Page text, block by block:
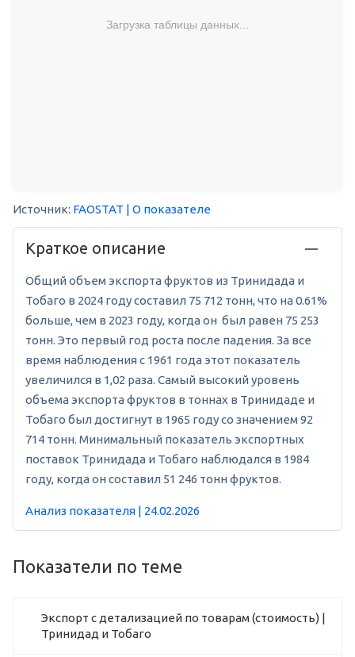
Загрузка таблицы данных...
Источник: FAOSTAT | О показателе
Краткое описание
Общий объем экспорта фруктов из Тринидада и
Тобаго в 2024 году составил 75 712 тонн, что на 0.61%
больше, чем в 2023 году, когда он был равен 75 253
тонн. Это первый год роста после падения. За все
время наблюдения с 1961 года этот показатель
увеличился в 1,02 раза. Самый высокий уровень
объема экспорта фруктов в тоннах в Тринидаде и
Тобаго был достигнут в 1965 году со значением 92
714 тонн. Минимальный показатель экспортных
поставок Тринидада и Тобаго наблюдался в 1984
году, когда он составил 51 246 тонн фруктов.
Анализ показателя | 24.02.2026
Показатели по теме
Экспорт с детализацией по товарам (стоимость) |
Тринидад и Тобаго